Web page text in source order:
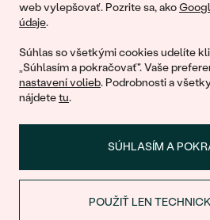
web vylepšovať. Pozrite sa, ako
údaje.
Súhlas so všetkými cookies udelíte
„Súhlasím a pokračovať". Vaše
nastavení volieb. Podrobnosti a
nájdetetu.
SÚHLASÍM A
POUŽIŤ LEN
© 2011 - 2026, Eppi.sk